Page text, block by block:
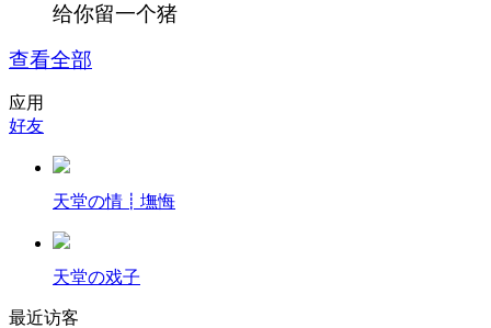
给你留一个猪
查看全部
应用
好友
天堂の情┋墲悔
天堂の戏子
最近访客